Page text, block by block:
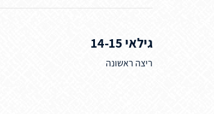
גילאי 14-15
ריצה ראשונה